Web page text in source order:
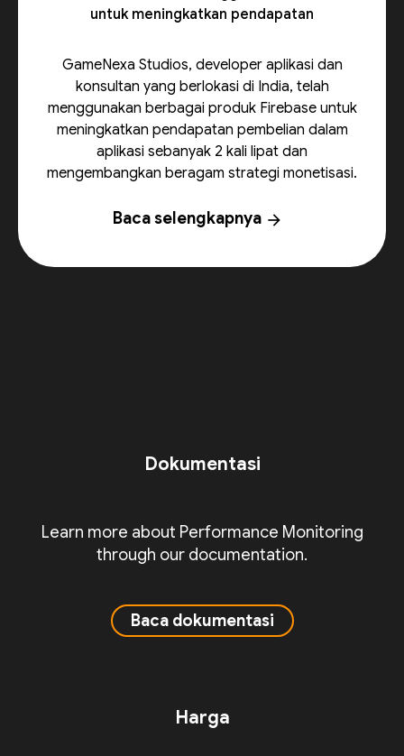
untuk meningkatkan pendapatan
GameNexa Studios, developer aplikasi dan
konsultan yang berlokasi di India, telah
menggunakan berbagai produk Firebase untuk
meningkatkan pendapatan pembelian dalam
aplikasi sebanyak 2 kali lipat dan
mengembangkan beragam strategi monetisasi.
Baca selengkapnya arrow_forward
Dokumentasi
Learn more about Performance Monitoring
through our documentation.
Baca dokumentasi
Harga